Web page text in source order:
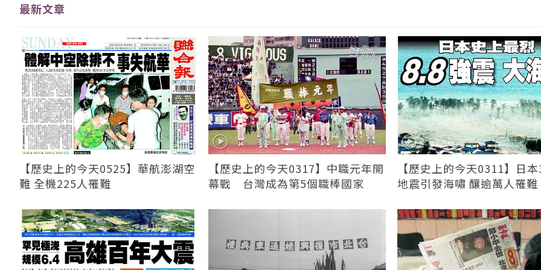
最新文章
【歷史上的今天0525】華航澎湖空
難 全機225人罹難
【歷史上的今天0317】中職元年開
幕戰 台灣成為第5個職棒國家
【歷史上的今天0311】日
地震引發海嘯 釀逾萬人罹難